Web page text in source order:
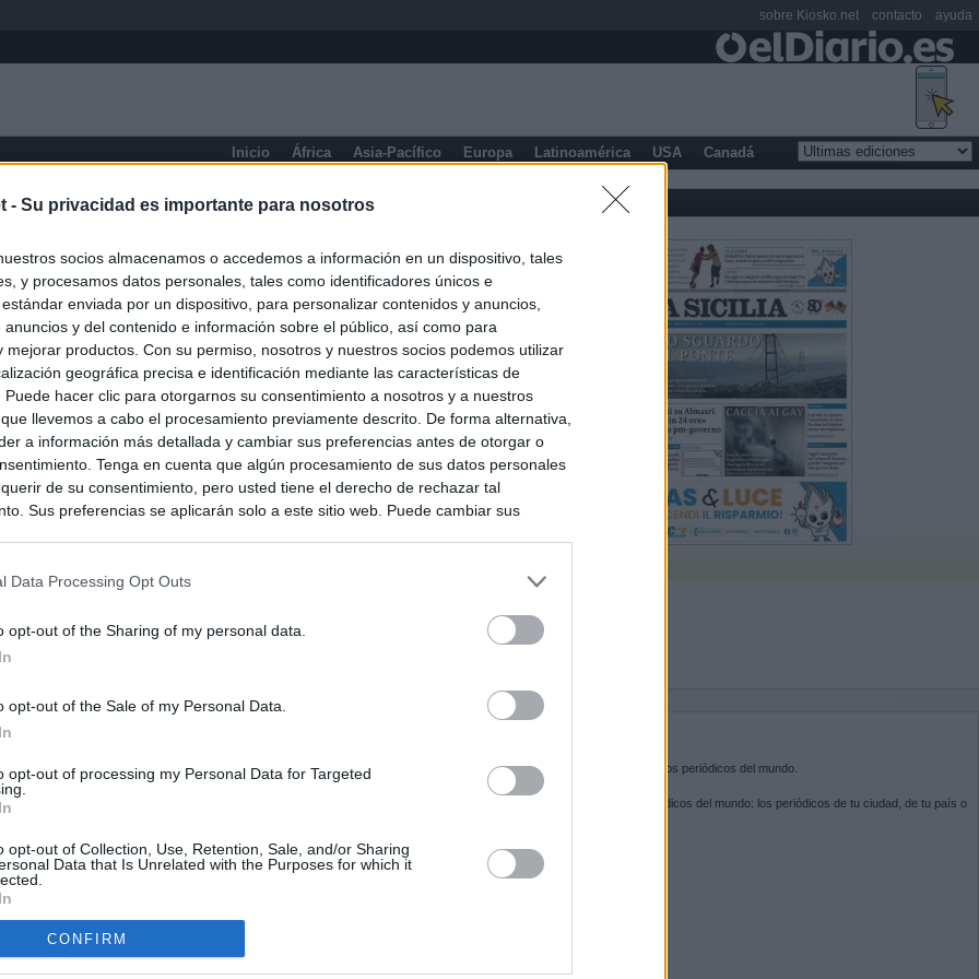
- Su privacidad es importante para nosotros
socios almacenamos o accedemos a información en un dispositivo, tales
y procesamos datos personales, tales como identificadores únicos e
enviada por un dispositivo, para personalizar contenidos y anuncios,
anuncios y del contenido e información sobre el público, así como para
mejorar productos. Con su permiso, nosotros y nuestros socios podemos utilizar
geográfica precisa e identificación mediante las características de
Puede hacer clic para otorgarnos su consentimiento a nosotros y a nuestros
llevemos a cabo el procesamiento previamente descrito. De forma alternativa,
a información más detallada y cambiar sus preferencias antes de otorgar o
Tenga en cuenta que algún procesamiento de sus datos personales
de su consentimiento, pero usted tiene el derecho de rechazar tal
Sus preferencias se aplicarán solo a este sitio web. Puede cambiar sus
Data Processing Opt Outs
opt-out of the Sharing of my personal data.
opt-out of the Sale of my Personal Data.
opt-out of processing my Personal Data for Targeted
opt-out of Collection, Use, Retention, Sale, and/or Sharing
Data that Is Unrelated with the Purposes for which it
CONFIRM
Inicio África Asia-Pacífico Europa Latinoamérica USA Canadá
Prensa de Información General
ante la Fiscalía al consejo de administración de Planifica
del ático
Púnica y refugio de cargos del PP: así es la empresa
el ático de Ayuso
lo prohíbe la normativa municipal
Kiosko.netes la puerta de entrada a los periódicos del mundo.
Navega por las portadas de los periódicos del mundo: los periódicos de tu ciudad, de tu país o
SÍGUENOS
sobre Kiosko.net contacto ayuda